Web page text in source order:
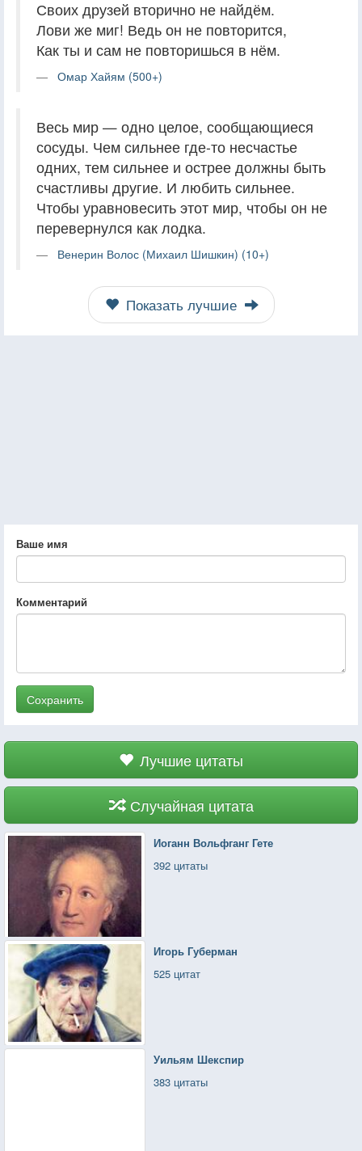
Своих друзей вторично не найдём.
Лови же миг! Ведь он не повторится,
Как ты и сам не повторишься в нём.
Омар Хайям (500+)
Весь мир — одно целое, сообщающиеся
сосуды. Чем сильнее где-то несчастье
одних, тем сильнее и острее должны быть
счастливы другие. И любить сильнее.
Чтобы уравновесить этот мир, чтобы он не
перевернулся как лодка.
Венерин Волос (Михаил Шишкин) (10+)
Показать лучшие
Ваше имя
Комментарий
Сохранить
Лучшие цитаты
Случайная цитата
Иоганн Вольфганг Гете
392 цитаты
Игорь Губерман
525 цитат
Уильям Шекспир
383 цитаты